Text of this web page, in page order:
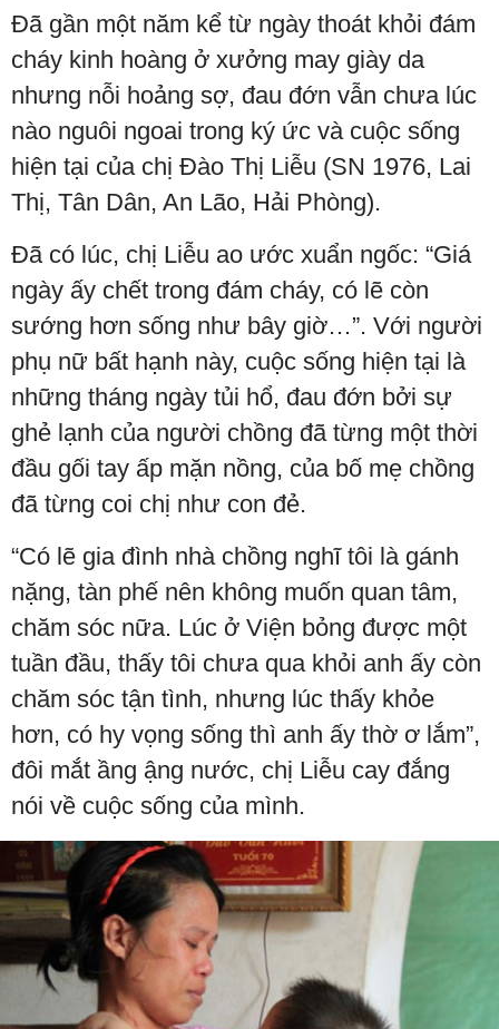
Đã gần một năm kể từ ngày thoát khỏi đám
cháy kinh hoàng ở xưởng may giày da
nhưng nỗi hoảng sợ, đau đớn vẫn chưa lúc
nào nguôi ngoai trong ký ức và cuộc sống
hiện tại của chị Đào Thị Liễu (SN 1976, Lai
Thị, Tân Dân, An Lão, Hải Phòng).
Đã có lúc, chị Liễu ao ước xuẩn ngốc: “Giá
ngày ấy chết trong đám cháy, có lẽ còn
sướng hơn sống như bây giờ…”. Với người
phụ nữ bất hạnh này, cuộc sống hiện tại là
những tháng ngày tủi hổ, đau đớn bởi sự
ghẻ lạnh của người chồng đã từng một thời
đầu gối tay ấp mặn nồng, của bố mẹ chồng
đã từng coi chị như con đẻ.
“Có lẽ gia đình nhà chồng nghĩ tôi là gánh
nặng, tàn phế nên không muốn quan tâm,
chăm sóc nữa. Lúc ở Viện bỏng được một
tuần đầu, thấy tôi chưa qua khỏi anh ấy còn
chăm sóc tận tình, nhưng lúc thấy khỏe
hơn, có hy vọng sống thì anh ấy thờ ơ lắm”,
đôi mắt ầng ậng nước, chị Liễu cay đắng
nói về cuộc sống của mình.